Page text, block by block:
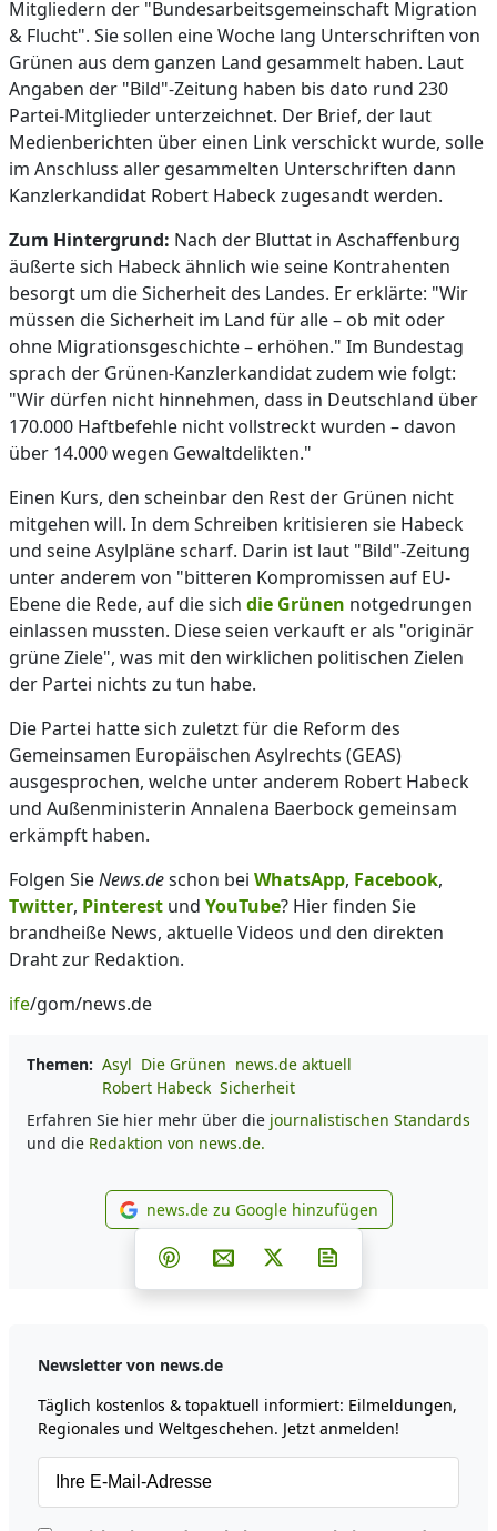
Mitgliedern der "Bundesarbeitsgemeinschaft Migration
& Flucht". Sie sollen eine Woche lang Unterschriften von
Grünen aus dem ganzen Land gesammelt haben. Laut
Angaben der "Bild"-Zeitung haben bis dato rund 230
Partei-Mitglieder unterzeichnet. Der Brief, der laut
Medienberichten über einen Link verschickt wurde, solle
im Anschluss aller gesammelten Unterschriften dann
Kanzlerkandidat Robert Habeck zugesandt werden.
Zum Hintergrund: Nach der Bluttat in Aschaffenburg
äußerte sich Habeck ähnlich wie seine Kontrahenten
besorgt um die Sicherheit des Landes. Er erklärte: "Wir
müssen die Sicherheit im Land für alle – ob mit oder
ohne Migrationsgeschichte – erhöhen." Im Bundestag
sprach der Grünen-Kanzlerkandidat zudem wie folgt:
"Wir dürfen nicht hinnehmen, dass in Deutschland über
170.000 Haftbefehle nicht vollstreckt wurden – davon
über 14.000 wegen Gewaltdelikten."
Einen Kurs, den scheinbar den Rest der Grünen nicht
mitgehen will. In dem Schreiben kritisieren sie Habeck
und seine Asylpläne scharf. Darin ist laut "Bild"-Zeitung
unter anderem von "bitteren Kompromissen auf EU-
Ebene die Rede, auf die sich die Grünen notgedrungen
einlassen mussten. Diese seien verkauft er als "originär
grüne Ziele", was mit den wirklichen politischen Zielen
der Partei nichts zu tun habe.
Die Partei hatte sich zuletzt für die Reform des
Gemeinsamen Europäischen Asylrechts (GEAS)
ausgesprochen, welche unter anderem Robert Habeck
und Außenministerin Annalena Baerbock gemeinsam
erkämpft haben.
Folgen SieNews.deschon bei WhatsApp, Facebook,
Twitter, Pinterest und YouTube? Hier finden Sie
brandheiße News, aktuelle Videos und den direkten
Draht zur Redaktion.
ife/gom/news.de
Themen: Asyl Die Grünen news.de aktuell
Robert Habeck Sicherheit
Erfahren Sie hier mehr über die journalistischen Standards
und die Redaktion von news.de.
news.de zu Google
news.de zu Google hinzufügen
Teilen auf Facebook
Teilen auf Whatsapp
Teilen auf Telegram
Teilen auf Pinterest
Per E-Mail teilen
Post auf X
Newsletter von news.de
Täglich kostenlos & topaktuell informiert: Eilmeldungen,
Regionales und Weltgeschehen. Jetzt anmelden!